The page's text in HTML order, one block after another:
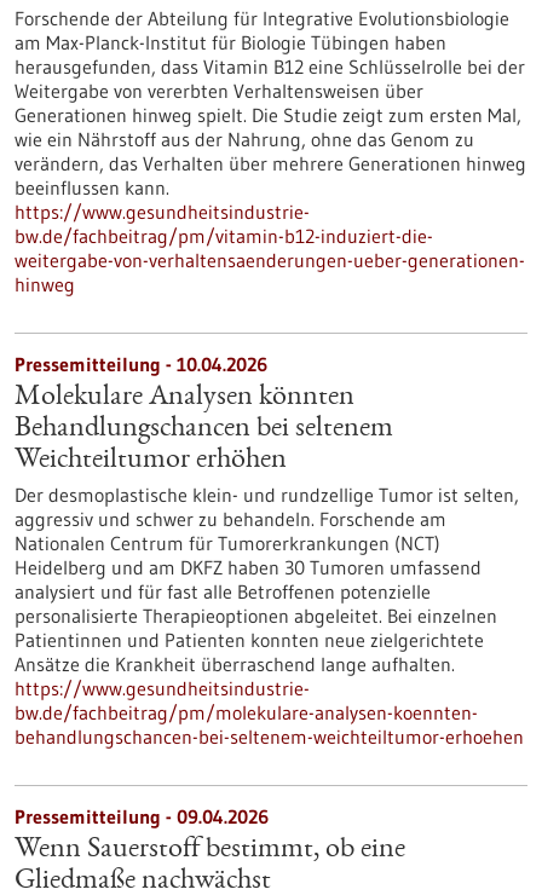
Forschende der Abteilung für Integrative Evolutionsbiologie
am Max-Planck-Institut für Biologie Tübingen haben
herausgefunden, dass Vitamin B12 eine Schlüsselrolle bei der
Weitergabe von vererbten Verhaltensweisen über
Generationen hinweg spielt. Die Studie zeigt zum ersten Mal,
wie ein Nährstoff aus der Nahrung, ohne das Genom zu
verändern, das Verhalten über mehrere Generationen hinweg
beeinflussen kann.
https://www.gesundheitsindustrie-
bw.de/fachbeitrag/pm/vitamin-b12-induziert-die-
weitergabe-von-verhaltensaenderungen-ueber-generationen-
hinweg
Pressemitteilung - 10.04.2026
Molekulare Analysen könnten
Behandlungschancen bei seltenem
Weichteiltumor erhöhen
Der desmoplastische klein- und rundzellige Tumor ist selten,
aggressiv und schwer zu behandeln. Forschende am
Nationalen Centrum für Tumorerkrankungen (NCT)
Heidelberg und am DKFZ haben 30 Tumoren umfassend
analysiert und für fast alle Betroffenen potenzielle
personalisierte Therapieoptionen abgeleitet. Bei einzelnen
Patientinnen und Patienten konnten neue zielgerichtete
Ansätze die Krankheit überraschend lange aufhalten.
https://www.gesundheitsindustrie-
bw.de/fachbeitrag/pm/molekulare-analysen-koennten-
behandlungschancen-bei-seltenem-weichteiltumor-erhoehen
Pressemitteilung - 09.04.2026
Wenn Sauerstoff bestimmt, ob eine
Gliedmaße nachwächst